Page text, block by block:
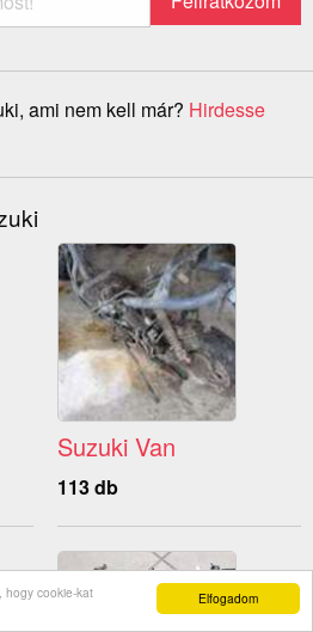
Elfogadom
hogy cookie-kat
ami nem kell már? Hirdesse
Suzuki Van
113 db